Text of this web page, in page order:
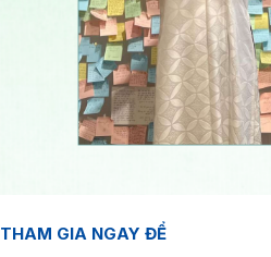
THAM GIA NGAY ĐỂ